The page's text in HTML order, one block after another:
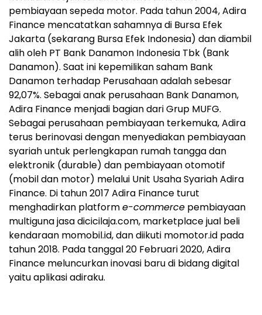
pembiayaan sepeda motor. Pada tahun 2004, Adira
Finance mencatatkan sahamnya di Bursa Efek
Jakarta (sekarang Bursa Efek Indonesia) dan diambil
alih oleh PT Bank Danamon Indonesia Tbk (Bank
Danamon). Saat ini kepemilikan saham Bank
Danamon terhadap Perusahaan adalah sebesar
92,07%. Sebagai anak perusahaan Bank Danamon,
Adira Finance menjadi bagian dari Grup MUFG.
Sebagai perusahaan pembiayaan terkemuka, Adira
terus berinovasi dengan menyediakan pembiayaan
syariah untuk perlengkapan rumah tangga dan
elektronik (durable) dan pembiayaan otomotif
(mobil dan motor) melalui Unit Usaha Syariah Adira
Finance. Di tahun 2017 Adira Finance turut
menghadirkan platforme-commerce pembiayaan
multiguna jasa dicicilaja.com, marketplace jual beli
kendaraan momobil.id, dan diikuti momotor.id pada
tahun 2018. Pada tanggal 20 Februari 2020, Adira
Finance meluncurkan inovasi baru di bidang digital
yaitu aplikasi adiraku.